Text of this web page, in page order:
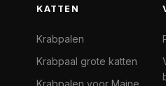
KATTEN
Krabpalen
Krabpaal grote katten
Krabpalen voor Maine